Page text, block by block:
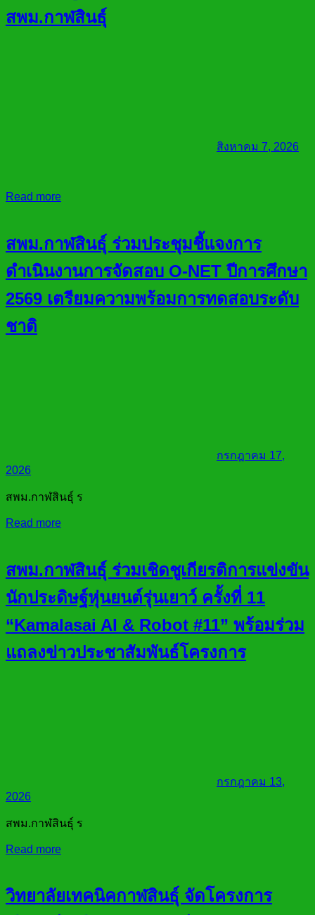
สพม.กาฬสินธุ์
สิงหาคม 7, 2026
Read more
สพม.กาฬสินธุ์ ร่วมประชุมชี้แจงการ
ดำเนินงานการจัดสอบ O-NET ปีการศึกษา
2569 เตรียมความพร้อมการทดสอบระดับ
ชาติ
กรกฎาคม 17,
2026
สพม.กาฬสินธุ์ ร
Read more
สพม.กาฬสินธุ์ ร่วมเชิดชูเกียรติการแข่งขัน
นักประดิษฐ์หุ่นยนต์รุ่นเยาว์ ครั้งที่ 11
“Kamalasai AI & Robot #11” พร้อมร่วม
แถลงข่าวประชาสัมพันธ์โครงการ
กรกฎาคม 13,
2026
สพม.กาฬสินธุ์ ร
Read more
วิทยาลัยเทคนิคกาฬสินธุ์ จัดโครงการ